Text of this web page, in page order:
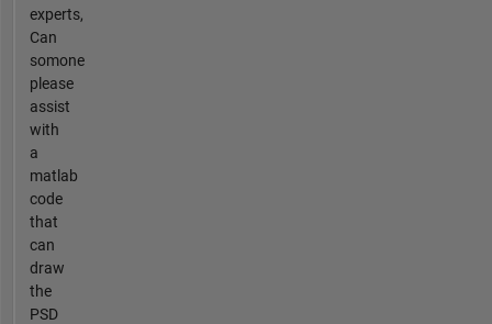
experts,
Can
somone
please
assist
with
a
matlab
code
that
can
draw
the
PSD